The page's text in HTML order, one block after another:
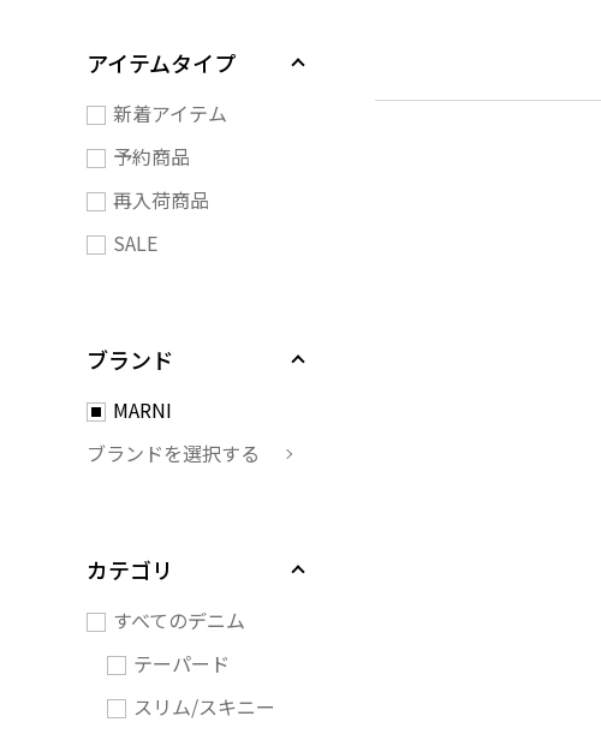
アイテムタイプ
新着アイテム
予約商品
再入荷商品
SALE
ブランド
MARNI
ブランドを選択する
カテゴリ
すべてのデニム
テーパード
スリム/スキニー